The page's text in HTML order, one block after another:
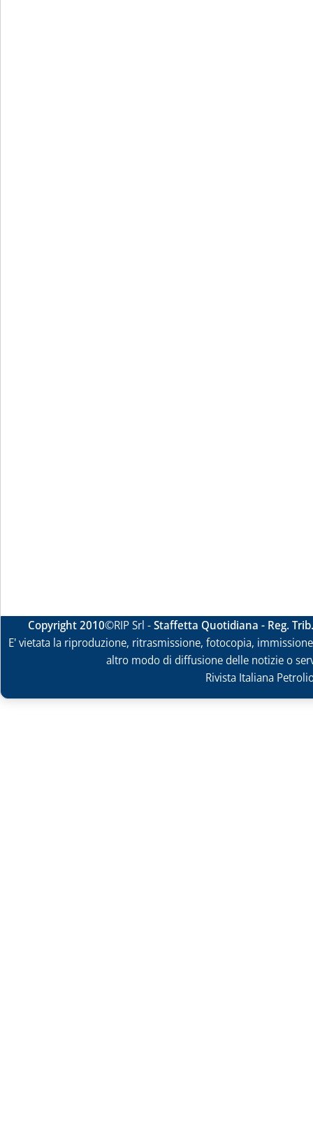
Copyright 2010©RIP Srl -Staffetta Quotidiana - Reg.
E' vietata la riproduzione, ritrasmissione, fotocopia,
altro modo di diffusione delle notizie o
Rivista Italiana